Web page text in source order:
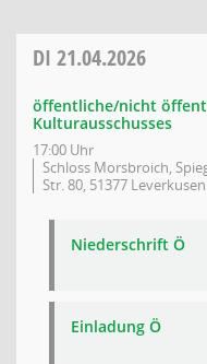
DI 21.04.2026
öffentliche/nicht
Kulturausschusses
17:00 Uhr
Schloss Morsbroich,
Str. 80, 51377 Leverkusen
Niederschrift Ö
Einladung Ö